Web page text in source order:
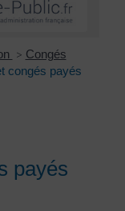
> Congés
congés payés
payés